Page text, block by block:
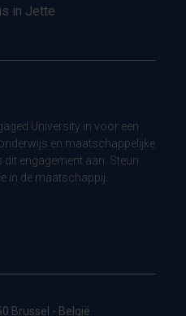
in Jette
University in voor een
en maatschappelijke
engagement aan. Steun
in de maatschappij.
Brussel - België